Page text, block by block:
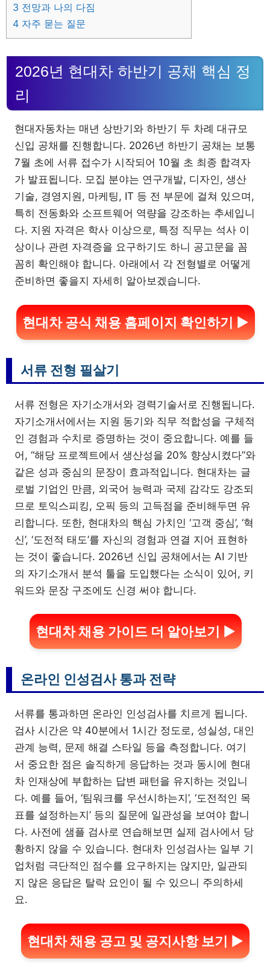
3 전망과 나의 다짐
4 자주 묻는 질문
2026년 현대차 하반기 공채 핵심 정
리
현대자동차는 매년 상반기와 하반기 두 차례 대규모
신입 공채를 진행합니다. 2026년 하반기 공채는 보통
7월 초에 서류 접수가 시작되어 10월 초 최종 합격자
가 발표됩니다. 모집 분야는 연구개발, 디자인, 생산
기술, 경영지원, 마케팅, IT 등 전 부문에 걸쳐 있으며,
특히 전동화와 소프트웨어 역량을 강조하는 추세입니
다. 지원 자격은 학사 이상으로, 특정 직무는 석사 이
상이나 관련 자격증을 요구하기도 하니 공고문을 꼼
꼼히 확인해야 합니다. 아래에서 각 전형별로 어떻게
준비하면 좋을지 자세히 알아보겠습니다.
현대차 공식 채용 홈페이지 확인하기 ▶
서류 전형 필살기
서류 전형은 자기소개서와 경력기술서로 진행됩니다.
자기소개서에서는 지원 동기와 직무 적합성을 구체적
인 경험과 수치로 증명하는 것이 중요합니다. 예를 들
어, “해당 프로젝트에서 생산성을 20% 향상시켰다”와
같은 성과 중심의 문장이 효과적입니다. 현대차는 글
로벌 기업인 만큼, 외국어 능력과 국제 감각도 강조되
므로 토익스피킹, 오픽 등의 고득점을 준비해두면 유
리합니다. 또한, 현대차의 핵심 가치인 ‘고객 중심’, ‘혁
신’, ‘도전적 태도’를 자신의 경험과 연결 지어 표현하
는 것이 좋습니다. 2026년 신입 공채에서는 AI 기반
의 자기소개서 분석 툴을 도입했다는 소식이 있어, 키
워드와 문장 구조에도 신경 써야 합니다.
현대차 채용 가이드 더 알아보기 ▶
온라인 인성검사 통과 전략
서류를 통과하면 온라인 인성검사를 치르게 됩니다.
검사 시간은 약 40분에서 1시간 정도로, 성실성, 대인
관계 능력, 문제 해결 스타일 등을 측정합니다. 여기
서 중요한 점은 솔직하게 응답하는 것과 동시에 현대
차 인재상에 부합하는 답변 패턴을 유지하는 것입니
다. 예를 들어, ‘팀워크를 우선시하는지’, ‘도전적인 목
표를 설정하는지’ 등의 질문에 일관성을 보여야 합니
다. 사전에 샘플 검사로 연습해보면 실제 검사에서 당
황하지 않을 수 있습니다. 현대차 인성검사는 일부 기
업처럼 극단적인 점수를 요구하지는 않지만, 일관되
지 않은 응답은 탈락 요인이 될 수 있으니 주의하세
요.
현대차 채용 공고 및 공지사항 보기 ▶